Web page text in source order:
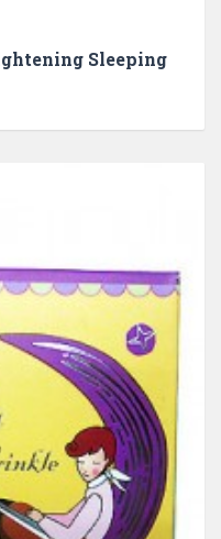
Sleeping